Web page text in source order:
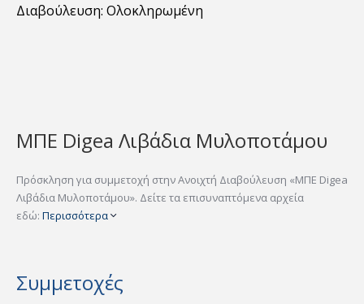
Διαβούλευση: Ολοκληρωμένη
ΜΠΕ Digea Λιβάδια Μυλοποτάμου
Πρόσκληση για συμμετοχή στην Ανοιχτή Διαβούλευση «ΜΠΕ Digea
Λιβάδια Μυλοποτάμου». Δείτε τα επισυναπτόμενα αρχεία
εδώ: Περισσότερα
Συμμετοχές